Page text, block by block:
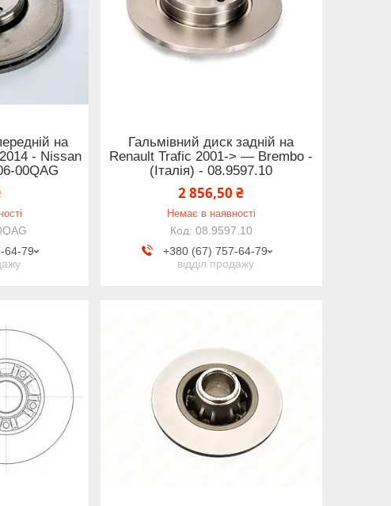
на
- Nissan
00QAG
64-79
Гальмівний диск задній на
Renault Trafic 2001-> — Brembo -
(Італія) - 08.9597.10
2 856,50 ₴
Немає в наявності
08.9597.10
+380 (67) 757-64-79
відділ продажу